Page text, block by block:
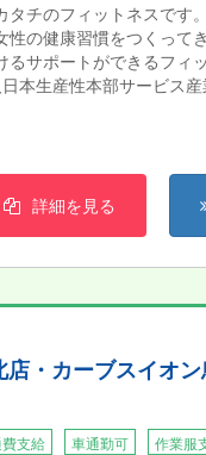
チのフィットネスで
の健康習慣をつくってき
サポートができるフ
生産性本部サービス
したい。カーブスなら両
のは、株式会社マイル
ます。
元気になれる、そんな
詳細を見る
・カーブスイオ
支給 車通勤可 作業服